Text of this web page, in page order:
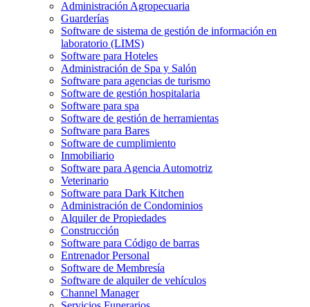
Administración Agropecuaria
Guarderías
Software de sistema de gestión de información en
laboratorio (LIMS)
Software para Hoteles
Administración de Spa y Salón
Software para agencias de turismo
Software de gestión hospitalaria
Software para spa
Software de gestión de herramientas
Software para Bares
Software de cumplimiento
Inmobiliario
Software para Agencia Automotriz
Veterinario
Software para Dark Kitchen
Administración de Condominios
Alquiler de Propiedades
Construcción
Software para Código de barras
Entrenador Personal
Software de Membresía
Software de alquiler de vehículos
Channel Manager